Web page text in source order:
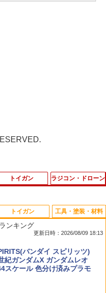
＋P10倍★要エントリー】
HGFC 1/144 GF13-001
ーガンダム&風雲再起 機動武
ッツ(20191122)
GUILTY GEAR-STRIVE-
ァレンタイン（再販）[グ
ルカンパニー]《12月予約》
トイガン
SHENKEL シェンケル MO
ッグ ボトル ポーチ ウォー
4色 迷彩 アウトドア ボトル
OD マルチカム サバゲー
ーム 装備
ラジコン・ドローン
XM-01 D パーツ（サス
】 ラジコンパーツ
Mシャーシ 60Dラジアル
S.H.フィギュアー
法） 仮面ライダーBLACK
PVC&ABS&布製 塗装済み
ア
ンキング
更新日時：2026/08/09 18:13
バンダイ スピリッツ)
紀ガンダムX ガンダムレオ
スケール 色分け済みプラモ
トイガン 工具・塗装・材料